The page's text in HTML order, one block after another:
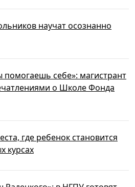
научат осознанно
себе»: магистрант
о Школе Фонда
где ребенок становится
курсах